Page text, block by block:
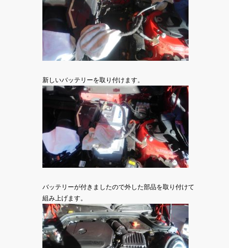
新しいバッテリーを取り付けます。
バッテリーが付きましたので外した部品を取り付けて
組み上げます。